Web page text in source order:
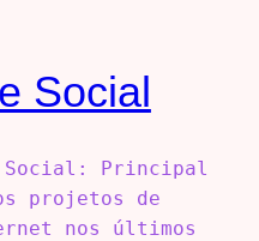
Social
Social: Principal
projetos de
nos últimos